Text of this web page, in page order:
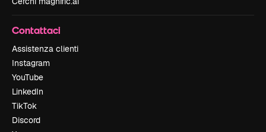
Contattaci
Assistenza clienti
Instagram
YouTube
LinkedIn
TikTok
Discord